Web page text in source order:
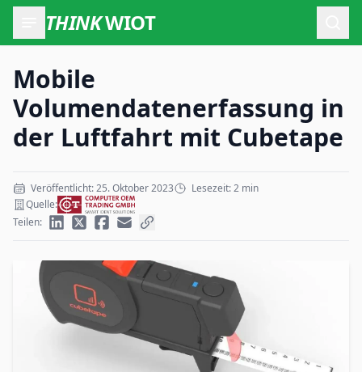
THINKWIOT
Mobile
Volumendatenerfassung in
der Luftfahrt mit Cubetape
Veröffentlicht: 25. Oktober 2023
Lesezeit: 2 min
Quelle:
Teilen: